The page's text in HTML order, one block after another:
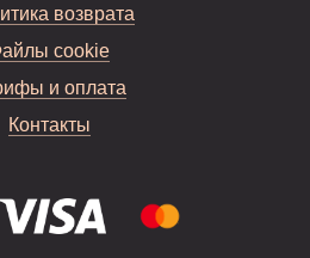
возврата
cookie
и оплата
Контакты